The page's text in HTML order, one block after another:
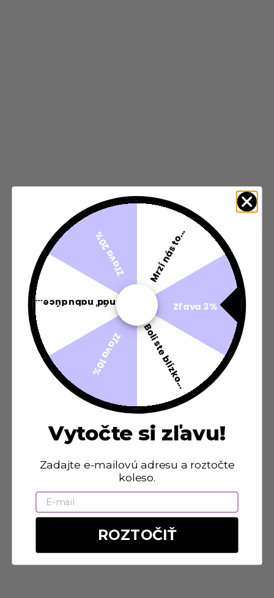
Mrzí nás to...
Zľava 3%
Boli ste blízko...
Zľava 10%
Snáď nabudúce...
Zľava 20%
Vytočte si zľavu!
Zadajte e-mailovú adresu a roztočte
koleso.
Email
ROZTOČIŤ